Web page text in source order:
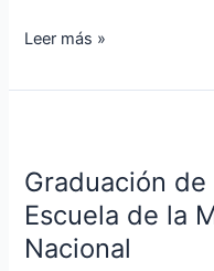
Leer más »
Graduación
Escuela de la
Nacional
101
marineros
de
la